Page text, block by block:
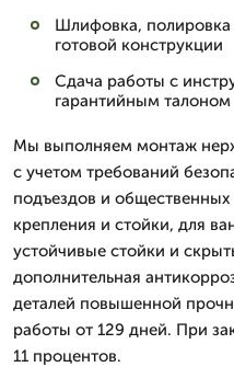
Шлифовка, полировка
готовой конструкции
Сдача работы с
гарантийным талоном
Мы выполняем монтаж
с учетом требований
подъездов и
крепления и стойки, для
устойчивые стойки и
дополнительная
деталей повышенной
работы от 129 дней. При
11 процентов.